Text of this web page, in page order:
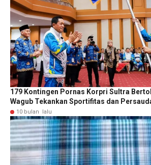
179 Kontingen Pornas Korpri Sultra
Wagub Tekankan Sportifitas dan
10 bulan lalu